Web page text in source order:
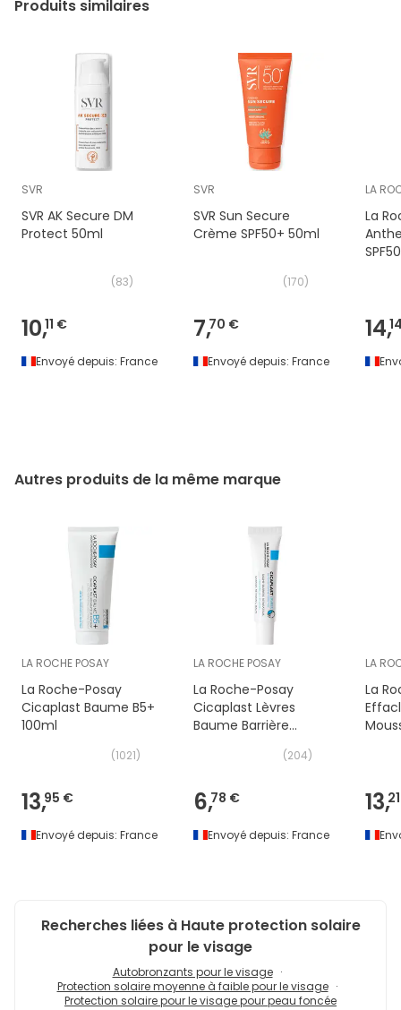
Produits similaires
SVR
SVR AK Secure DM
Protect 50ml
(83)
10,11 €
Envoyé depuis: France
SVR
SVR Sun Secure
Crème SPF50+ 50ml
(170)
7,70 €
Envoyé depuis: France
LA
La
14,
Autres produits de la même marque
LA ROCHE POSAY
La Roche-Posay
Cicaplast Baume B5+
100ml
(1021)
13,95 €
Envoyé depuis: France
LA ROCHE POSAY
La Roche-Posay
Cicaplast Lèvres
Baume Barrière
(204)
6,78 €
Envoyé depuis: France
LA
La
13,
Recherches liées à Haute protection solaire
pour le visage
Autobronzants pour le visage
Protection solaire moyenne à faible pour le visage
Protection solaire pour le visage pour peau foncée